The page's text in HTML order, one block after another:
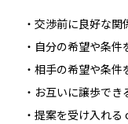
・交渉前に良好な関
・自分の希望や条件
・相手の希望や条件
・お互いに譲歩でき
・提案を受け入れる